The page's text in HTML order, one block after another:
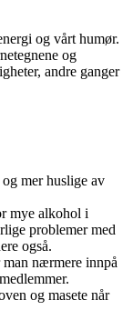
og vårt humør.
og
andre ganger
mer huslige av
mye alkohol i
problemer med
også.
nærmere innpå
og masete når